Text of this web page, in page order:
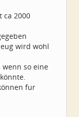
ca 2000
wird wohl
so eine
fur